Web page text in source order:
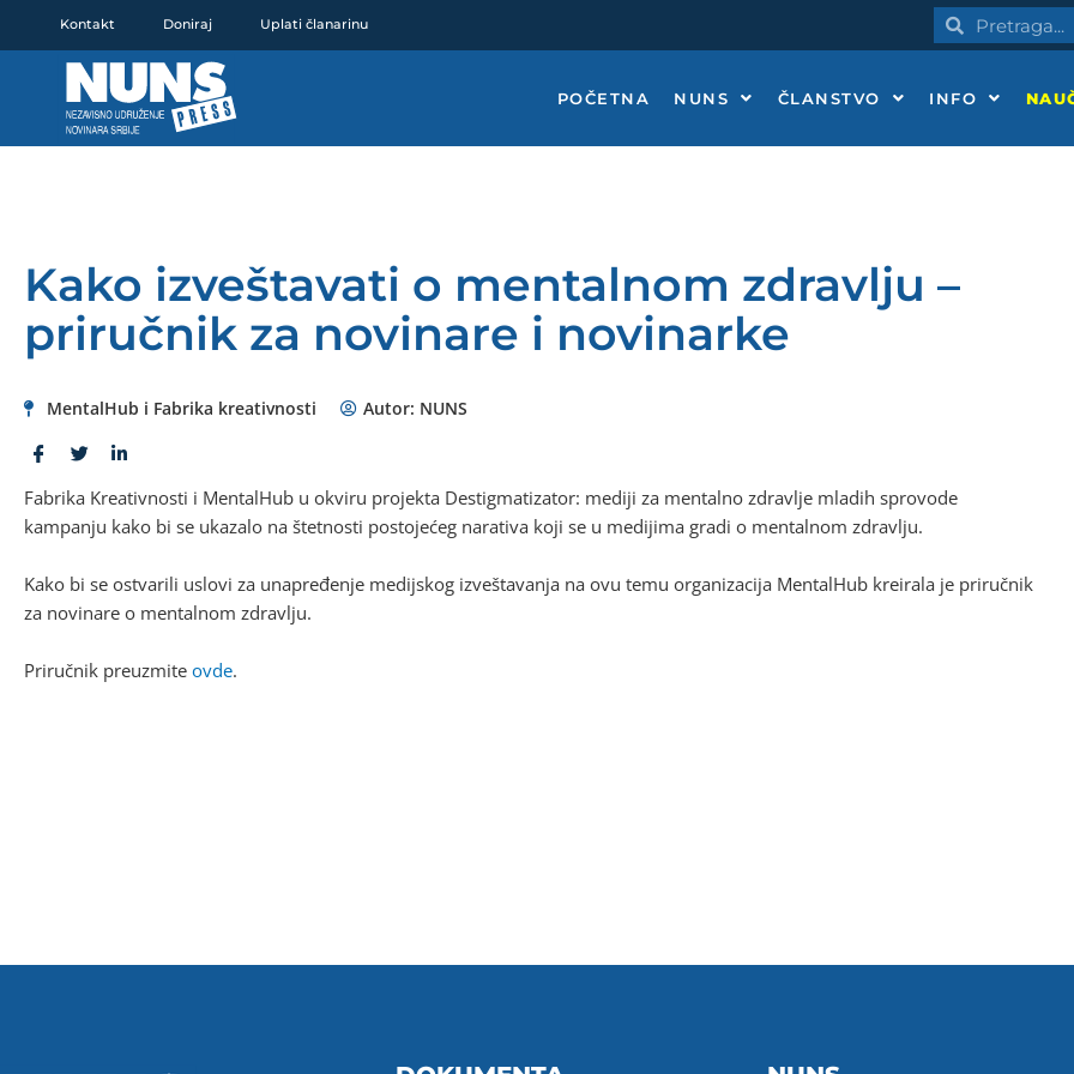
Kontakt Doniraj Uplati članarinu PretragaPretraga
POČETNA NUNS ČLANSTVO INFO
Kako izveštavati o mentalnom zdravlju –
priručnik za novinare i novinarke
MentalHub i Fabrika kreativnosti Autor: NUNS
Fabrika Kreativnosti i MentalHub u okviru projekta Destigmatizator: mediji za mentalno zdravlje mladih sprovode
kampanju kako bi se ukazalo na štetnosti postojećeg narativa koji se u medijima gradi o mentalnom zdravlju.
Kako bi se ostvarili uslovi za unapređenje medijskog izveštavanja na ovu temu organizacija MentalHub kreirala je priručnik
za novinare o mentalnom zdravlju.
Priručnik preuzmite ovde.